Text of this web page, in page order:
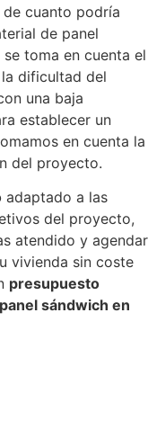
cuanto podría
de panel
toma en cuenta el
dificultad del
una baja
establecer un
en cuenta la
del proyecto.
adaptado a las
del proyecto,
atendido y agendar
vivienda sin coste
presupuesto
sándwich en